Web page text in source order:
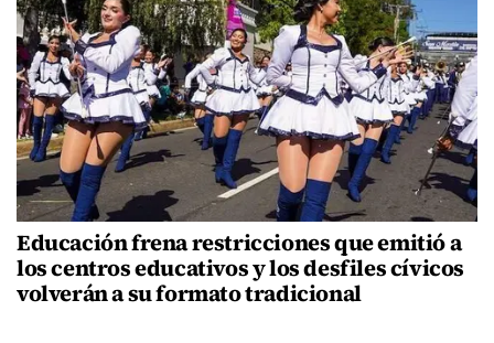
Educación frena restricciones que emitió a
los centros educativos y los desfiles cívicos
volverán a su formato tradicional